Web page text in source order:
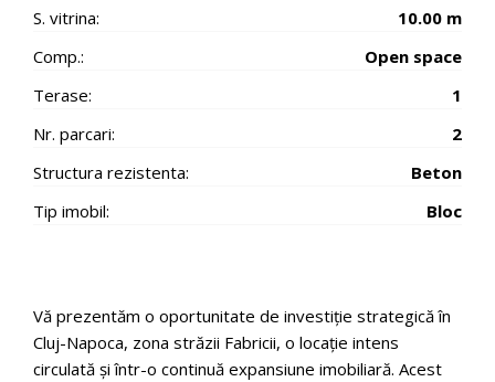
S. vitrina:
10.00 m
Comp.:
Open space
Terase:
1
Nr. parcari:
2
Structura rezistenta:
Beton
Tip imobil:
Bloc
Vă prezentăm o oportunitate de investiție strategică în
Cluj-Napoca, zona străzii Fabricii, o locație intens
circulată și într-o continuă expansiune imobiliară. Acest